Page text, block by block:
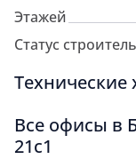
Этажей
Статус
Технические
Все офисы в
21с1